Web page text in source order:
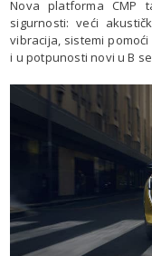
Nova platforma CMP
sigurnosti: veći
vibracija, sistemi
i u potpunosti novi u B